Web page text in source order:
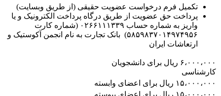
تکمیل فرم درخواست عضویت حقیقی (از طریق وبسایت)
پرداخت حق عضویت از طریق درگاه پرداخت الکترونیک و یا
واریز به شماره حساب ۰۲۶۶۱۱۱۳۳۹ (شماره کارت
۵۸۵۹۸۳۷۰۱۴۹۷۴۹۵۶) بانک تجارت به نام انجمن آکوستیک و
ارتعاشات ایران
۶،۰۰۰،۰۰۰ ریال برای دانشجویان
ریال برای اعضای وابسته
ریال برای اعضای پیوسته